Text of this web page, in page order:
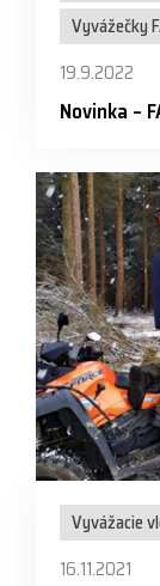
Vyvážečky
19.9.2022
Novinka –
Vyvážacie
16.11.2021